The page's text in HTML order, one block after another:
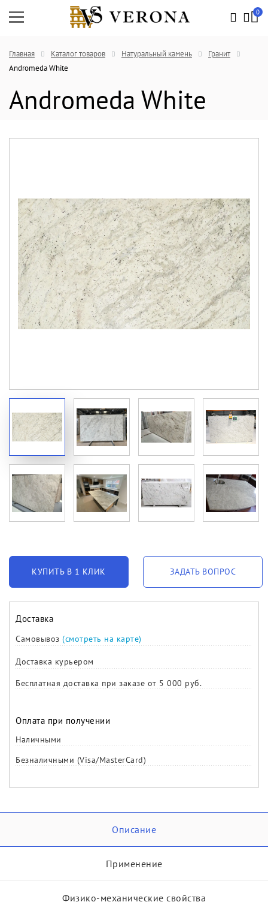
0
Главная Каталог товаров Натуральный камень
Гранит
Andromeda White
Andromeda White
КУПИТЬ В 1 КЛИК ЗАДАТЬ ВОПРОС
Доставка
Самовывоз (смотреть на карте)
Доставка курьером
Бесплатная доставка при заказе от 5 000 руб.
Оплата при получении
Наличными
Безналичными (Visa/MasterCard)
Описание
Применение
Физико-механические свойства